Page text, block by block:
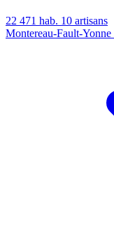
22 471 hab. 10 artisans
Montereau-Fault-Yonne